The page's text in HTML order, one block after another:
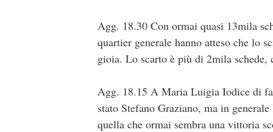
Agg. 18.30 Con ormai quasi 13mila
quartier generale hanno atteso che lo
gioia. Lo scarto è più di 2mila schede,
Agg. 18.15 A Maria Luigia Iodice di
stato Stefano Graziano, ma in
quella che ormai sembra una vittoria